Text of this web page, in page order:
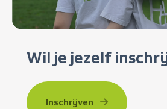
Wil je jezelf
Inschrijven